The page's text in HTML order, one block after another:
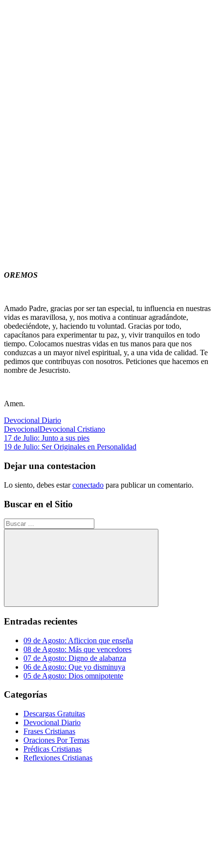
OREMOS
Amado Padre, gracias por ser tan especial, tu influencia en nuestras
vidas es maravillosa, y, nos motiva a continuar agradándote,
obedeciéndote, y, haciendo tu voluntad. Gracias por todo,
capacítanos para experimentar tu paz, y, vivir tranquilos en todo
tiempo. Colocamos nuestras vidas en tus manos para que nos
conduzcas a un mayor nivel espiritual, y, a una vida de calidad. Te
pedimos que contribuyas con nosotros. Peticiones que hacemos en
nombre de Jesucristo.
Amen.
Devocional Diario
DevocionalDevocional Cristiano
Navegación
de
entradas
Entrada
anterior:
17 de Julio: Junto a sus pies
Siguiente
19 de Julio: Ser Originales en Personalidad
Dejar una contestacion
Lo siento, debes estarconectado para publicar un comentario.
Buscar en el Sitio
Buscar:
Buscar
Entradas recientes
09 de Agosto: Afliccion que enseña
08 de Agosto: Más que vencedores
07 de Agosto: Digno de alabanza
06 de Agosto: Que yo disminuya
05 de Agosto: Dios omnipotente
Categorías
Descargas Gratuitas
Devocional Diario
Frases Cristianas
Oraciones Por Temas
Prédicas Cristianas
Reflexiones Cristianas